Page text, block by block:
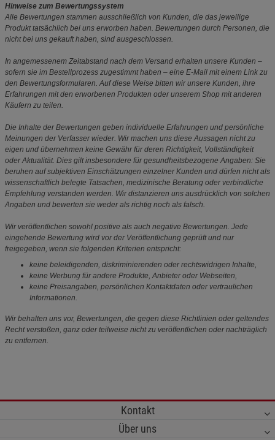
Hinweise zum Bewertungssystem
Alle Bewertungen stammen ausschließlich von Kunden, die das jeweilige
Produkt tatsächlich bei uns erworben haben. Bewertungen durch Personen, die
nicht bei uns gekauft haben, sind ausgeschlossen.
In angemessenem Zeitabstand nach dem Versand erhalten unsere Kunden –
sofern sie im Bestellprozess zugestimmt haben – eine E-Mail mit einem Link zu
den Bewertungsformularen. Auf diese Weise bitten wir unsere Kunden, ihre
Erfahrungen mit den erworbenen Produkten oder unserem Shop mit anderen
Käufern zu teilen.
Die Inhalte der Bewertungen geben individuelle Erfahrungen und persönliche
Meinungen der Verfasser wieder. Wir machen uns diese Aussagen nicht zu
eigen und übernehmen keine Gewähr für deren Richtigkeit, Vollständigkeit
oder Aktualität. Dies gilt insbesondere für gesundheitsbezogene Angaben: Sie
beruhen auf subjektiven Einschätzungen einzelner Kunden und dürfen nicht als
wissenschaftlich belegte Tatsachen, medizinische Beratung oder verbindliche
Empfehlung verstanden werden. Wir distanzieren uns ausdrücklich von solchen
Angaben und bewerten sie weder als richtig noch als falsch.
Wir veröffentlichen sowohl positive als auch negative Bewertungen. Jede
eingehende Bewertung wird vor der Veröffentlichung geprüft und nur
freigegeben, wenn sie folgenden Kriterien entspricht:
keine beleidigenden, diskriminierenden oder rechtswidrigen Inhalte,
keine Werbung für andere Produkte, Anbieter oder Webseiten,
keine Preisangaben, persönlichen Kontaktdaten oder vertraulichen
Informationen.
Wir behalten uns vor, Bewertungen, die gegen diese Richtlinien oder geltendes
Recht verstoßen, ganz oder teilweise nicht zu veröffentlichen oder nachträglich
zu entfernen.
Kontakt
Über uns